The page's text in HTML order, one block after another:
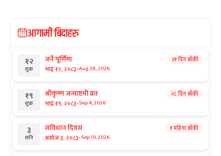
आगामी बिदाहरु
१२
शुक्र
जनै पूर्णिमा
भाद्र १२, २०८३-Aug 28, 2026
२१ दिन बाँकी
१९
शुक्र
श्रीकृष्ण जन्माष्टमी व्रत
भाद्र १९, २०८३-Sep 4, 2026
२८ दिन बाँकी
३
शनि
संविधान दिवस
असोज ३, २०८३-Sep 19, 2026
१ महिना बाँकी